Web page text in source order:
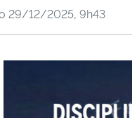
29/12/2025, 9h43